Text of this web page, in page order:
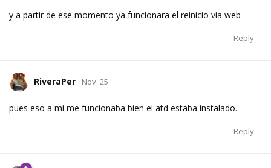
y a partir de ese momento ya funcionara el reinicio via web
Reply
RiveraPer Nov '25
pues eso a mí me funcionaba bien el atd estaba instalado.
Reply